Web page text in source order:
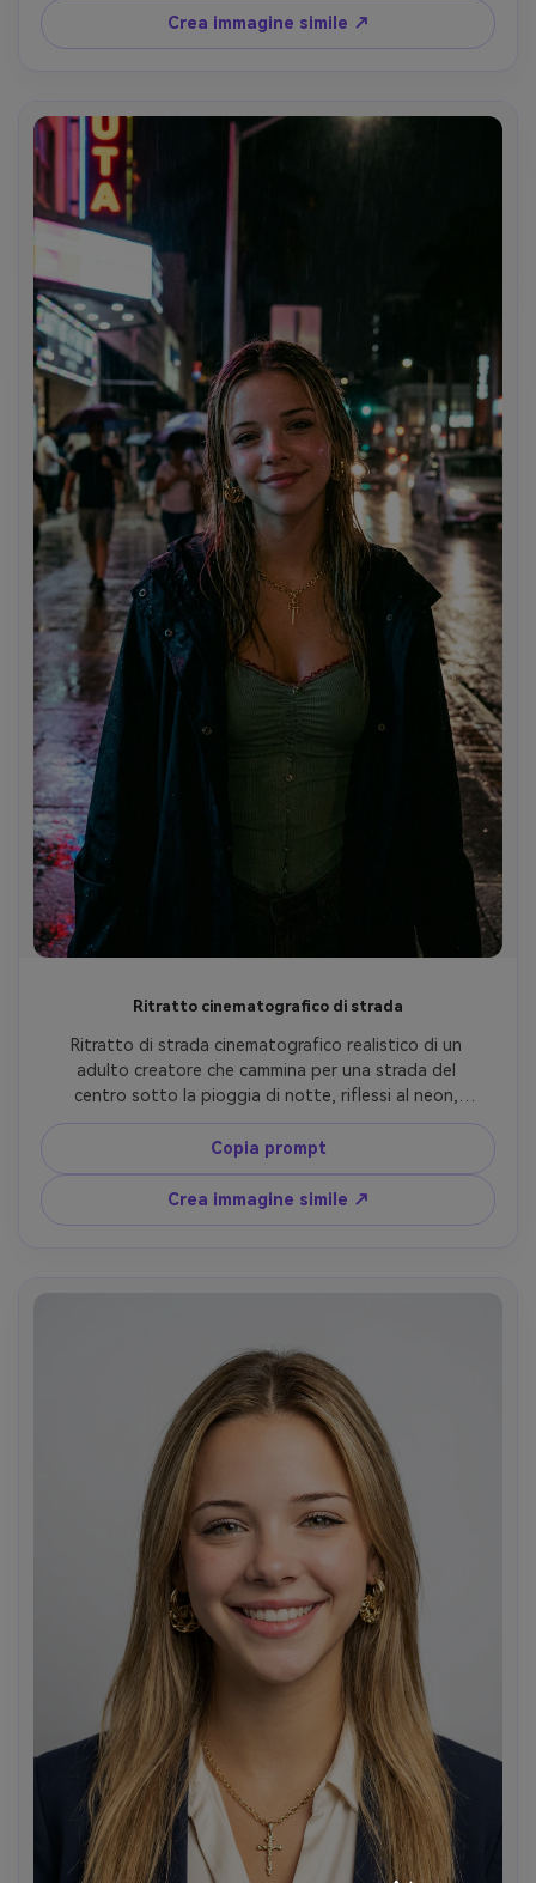
Crea immagine simile ↗
Ritratto cinematografico di strada
Ritratto di strada cinematografico realistico di un
adulto creatore che cammina per una strada del
centro sotto la pioggia di notte, riflessi al neon,
asfalto bagnato, obiettivo 35mm, illuminazione
suggestiva, dettagli naturali del viso, stile
fotografico documentaristico
Copia prompt
Crea immagine simile ↗